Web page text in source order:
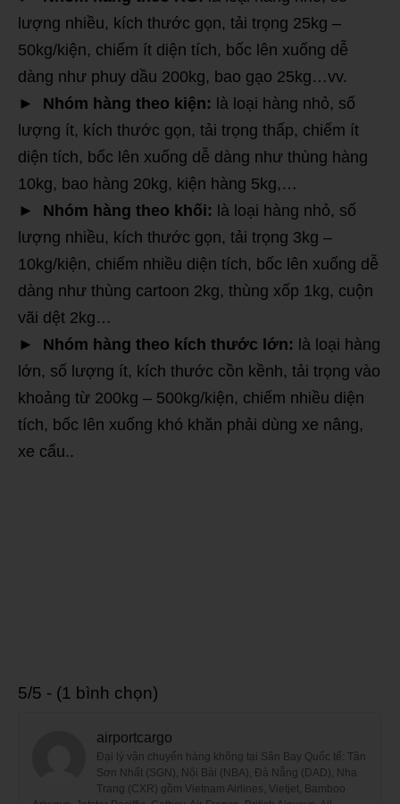
lượng nhiều, kích thước gọn, tải trọng 25kg –
50kg/kiện, chiếm ít diện tích, bốc lên xuống dễ
dàng như phuy dầu 200kg, bao gạo 25kg…vv.
► Nhóm hàng theo kiện: là loại hàng nhỏ, số
lượng ít, kích thước gọn, tải trọng thấp, chiếm ít
diện tích, bốc lên xuống dễ dàng như thùng hàng
10kg, bao hàng 20kg, kiện hàng 5kg,…
► Nhóm hàng theo khối: là loại hàng nhỏ, số
lượng nhiều, kích thước gọn, tải trọng 3kg –
10kg/kiện, chiếm nhiều diện tích, bốc lên xuống dễ
dàng như thùng cartoon 2kg, thùng xốp 1kg, cuộn
vãi dệt 2kg…
► Nhóm hàng theo kích thước lớn: là loại hàng
lớn, số lượng ít, kích thước cồn kềnh, tải trọng vào
khoảng từ 200kg – 500kg/kiện, chiếm nhiều diện
tích, bốc lên xuống khó khăn phải dùng xe nâng,
xe cẩu..
5/5 - (1 bình chọn)
airportcargo
Đại lý vận chuyển hàng không tại Sân Bay Quốc tế: Tân
Sơn Nhất (SGN), Nội Bài (NBA), Đà Nẵng (DAD), Nha
Trang (CXR) gồm Vietnam Airlines, Vietjet, Bamboo